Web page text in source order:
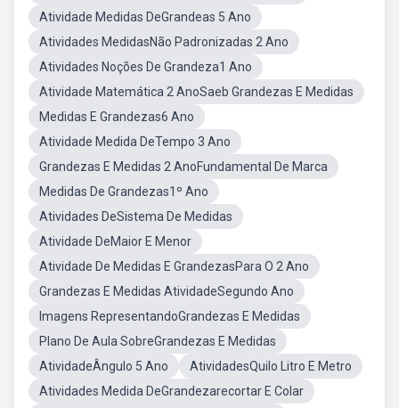
Atividade Medidas DeGrandeas 5 Ano
Atividades MedidasNão Padronizadas 2 Ano
Atividades Noções De Grandeza1 Ano
Atividade Matemática 2 AnoSaeb Grandezas E Medidas
Medidas E Grandezas6 Ano
Atividade Medida DeTempo 3 Ano
Grandezas E Medidas 2 AnoFundamental De Marca
Medidas De Grandezas1º Ano
Atividades DeSistema De Medidas
Atividade DeMaior E Menor
Atividade De Medidas E GrandezasPara O 2 Ano
Grandezas E Medidas AtividadeSegundo Ano
Imagens RepresentandoGrandezas E Medidas
Plano De Aula SobreGrandezas E Medidas
AtividadeÂngulo 5 Ano
AtividadesQuilo Litro E Metro
Atividades Medida DeGrandezarecortar E Colar